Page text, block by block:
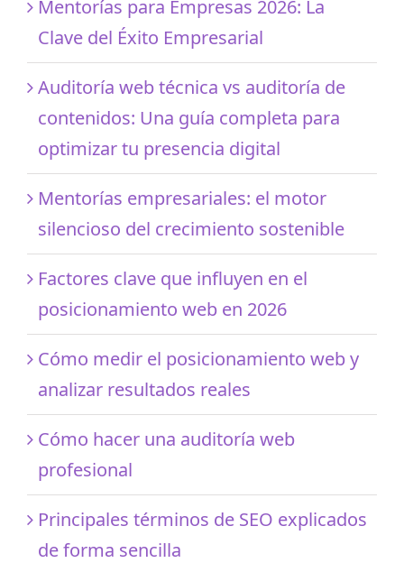
Mentorías para Empresas 2026: La
Clave del Éxito Empresarial
Auditoría web técnica vs auditoría de
contenidos: Una guía completa para
optimizar tu presencia digital
Mentorías empresariales: el motor
silencioso del crecimiento sostenible
Factores clave que influyen en el
posicionamiento web en 2026
Cómo medir el posicionamiento web y
analizar resultados reales
Cómo hacer una auditoría web
profesional
Principales términos de SEO explicados
de forma sencilla